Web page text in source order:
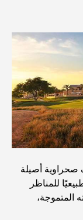
العالمي:
دليل شامل
يلتقي اللياقة
صحراوية أصيلة
للمناظر
المتموجة،